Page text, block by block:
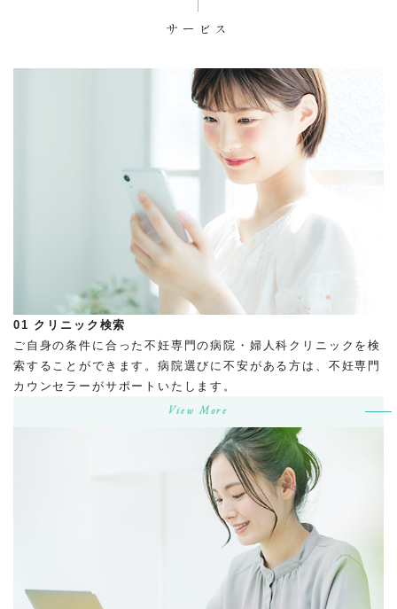
サービス
01 クリニック検索
ご自身の条件に合った不妊専門の病院・婦人科クリニックを検
索することができます。病院選びに不安がある方は、不妊専門
カウンセラーがサポートいたします。
View More